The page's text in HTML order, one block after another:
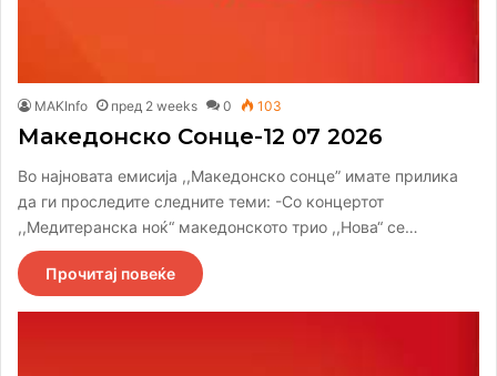
MAKInfo пред 2 weeks 0 103
Македонско Сонце-12 07 2026
Во најновата емисија ,,Македонско сонце” имате прилика
да ги проследите следните теми: -Со концертот
,,Медитеранска ноќ“ македонското трио ,,Нова“ се…
Прочитај повеќе